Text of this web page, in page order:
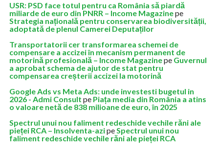
USR: PSD face totul pentru ca România să piardă
miliarde de euro din PNRR – Income Magazinepe
Strategia națională pentru conservarea biodiversității,
adoptată de plenul Camerei Deputaților
Transportatorii cer transformarea schemei de
compensare a accizei în mecanism permanent de
motorină profesională – Income Magazinepe Guvernul
a aprobat schema de ajutor de stat pentru
compensarea creșterii accizei la motorină
Google Ads vs Meta Ads: unde investesti bugetul in
2026 - Admi Consult pe Piața media din România a atins
o valoare netă de 838 milioane de euro, în 2025
Spectrul unui nou faliment redeschide vechile răni ale
pieței RCA – Insolventa-azipeSpectrul unui nou
faliment redeschide vechile răni ale pieței RCA